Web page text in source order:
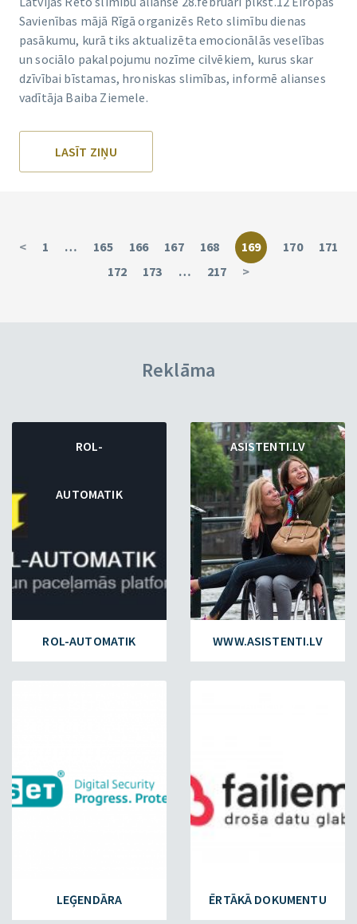
Savienības mājā Rīgā organizēs Reto slimību dienas
pasākumu, kurā tiks aktualizēta emocionālās veselības
un sociālo pakalpojumu nozīme cilvēkiem, kurus skar
dzīvībai bīstamas, hroniskas slimības, informē alianses
vadītāja Baiba Ziemele.
LASĪT ZIŅU
< 1 … 165 166 167 168 169 170
171
172
173 … 217 >
Reklāma
ROL-
AUTOMATIK
ROL-AUTOMATIK
ASISTENTI.LV
WWW.ASISTENTI.LV
LEĢENDĀRA ĒRTĀKĀ DOKUMENTU